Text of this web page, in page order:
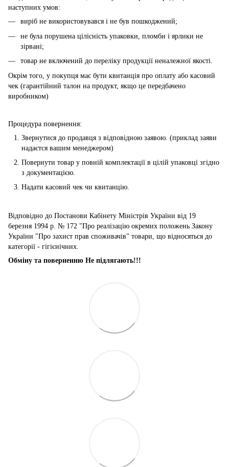
наступних умов:
виріб не використовувався і не був пошкоджений;
не була порушена цілісність упаковки, пломби і ярлики не
зірвані;
товар не включений до переліку продукції неналежної якості.
Окрім того, у покупця має бути квитанція про оплату або касовий
чек (гарантійний талон на продукт, якщо це передбачено
виробником)
Процедура повернення:
Звернутися до продавця з відповідною заявою. (приклад заяви
надаєтся вашим менеджером)
Повернути товар у повній комплектації в цілій упаковці згідно
з документацією.
Надати касовий чек чи квитанцію.
Відповідно до Постанови Кабінету Міністрів України від 19
березня 1994 р. № 172 "Про реалізацію окремих положень Закону
України "Про захист прав споживачів" товари, що відносяться до
категорії - гігієнічних.
Обміну та поверненню Не підлягають!!!